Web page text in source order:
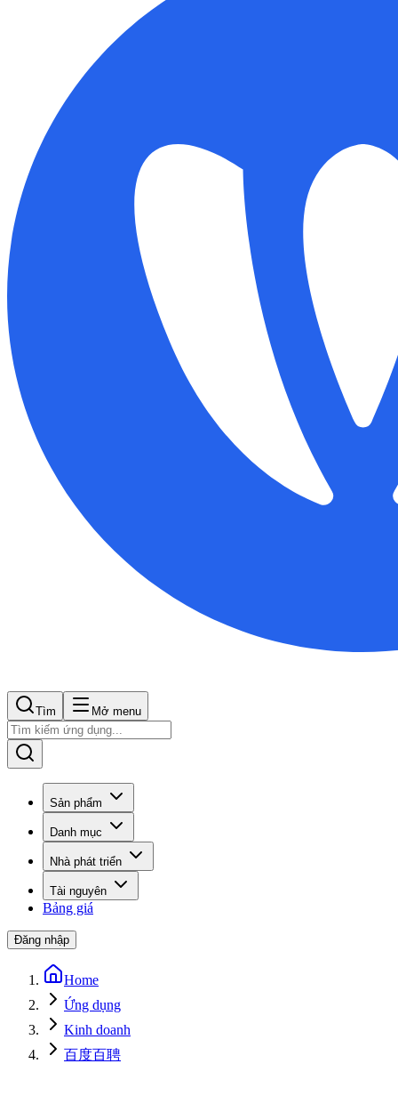
Tìm Mở menu
Sản phẩm
Danh mục
Nhà phát triển
Tài nguyên
Bảng giá
Đăng nhập
Home
Ứng dụng
Kinh doanh
百度百聘